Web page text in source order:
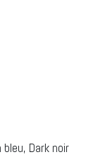
bleu, Dark noir